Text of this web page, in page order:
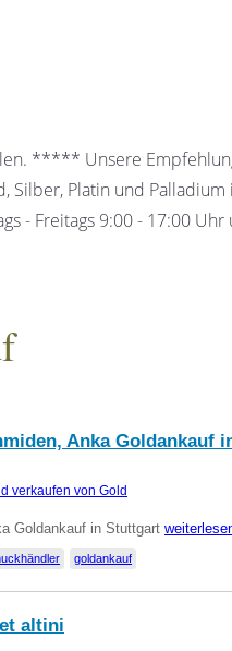
***** Unsere
Platin und Palladium
Freitags 9:00 - 17:00 Uhr
Anka Goldankauf
verkaufen von Gold
Goldankauf in Stuttgart
goldankauf
altini